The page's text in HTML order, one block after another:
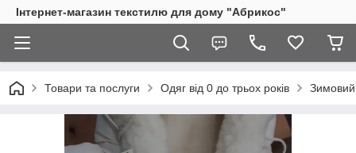
Інтернет-магазин текстилю для дому "Абрикос"
Товари та послуги Одяг від 0 до трьох років